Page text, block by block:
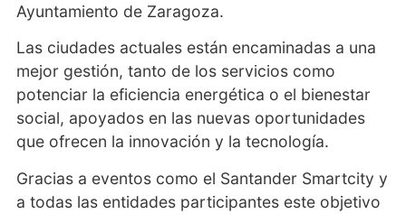
Ayuntamiento de Zaragoza.
Las ciudades actuales están encaminadas a una
mejor gestión, tanto de los servicios como
potenciar la eficiencia energética o el bienestar
social, apoyados en las nuevas oportunidades
que ofrecen la innovación y la tecnología.
Gracias a eventos como el Santander Smartcity y
a todas las entidades participantes este objetivo